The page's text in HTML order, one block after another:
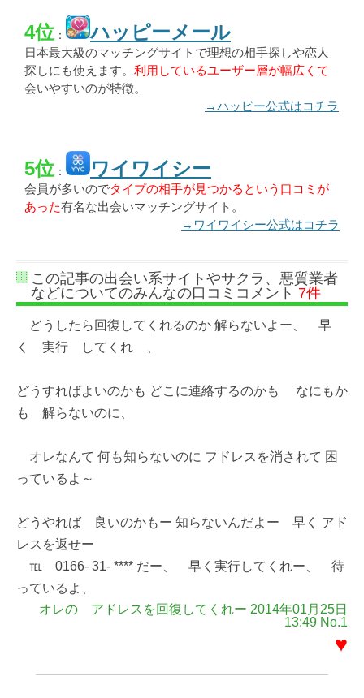
4位 ： ハッピーメール
日本最大級のマッチングサイトで理想の相手探しや恋人
探しにも使えます。 利用しているユーザー層が幅広くて
会いやすいのが特徴。
→ハッピー公式はコチラ
5位 ： ワイワイシー
会員が多いのでタイプの相手が見つかるという口コミが
あった有名な出会いマッチングサイト。
→ワイワイシー公式はコチラ
この記事の出会い系サイトやサクラ、悪質業者
などについてのみんなの口コミコメント 7件
どうしたら回復してくれるのか 解らないよー、 早
く 実行 してくれ 、
どうすればよいのかも どこに連絡するのかも なにもか
も 解らないのに、
オレなんて 何も知らないのに フドレスを消されて 困
っているよ～
どうやれば 良いのかもー 知らないんだよー 早く アド
レスを返せー
℡ 0166- 31- **** だー、 早く実行してくれー、 待
っているよ、
オレの アドレスを回復してくれー 2014年01月25日
13:49 No.1
♥